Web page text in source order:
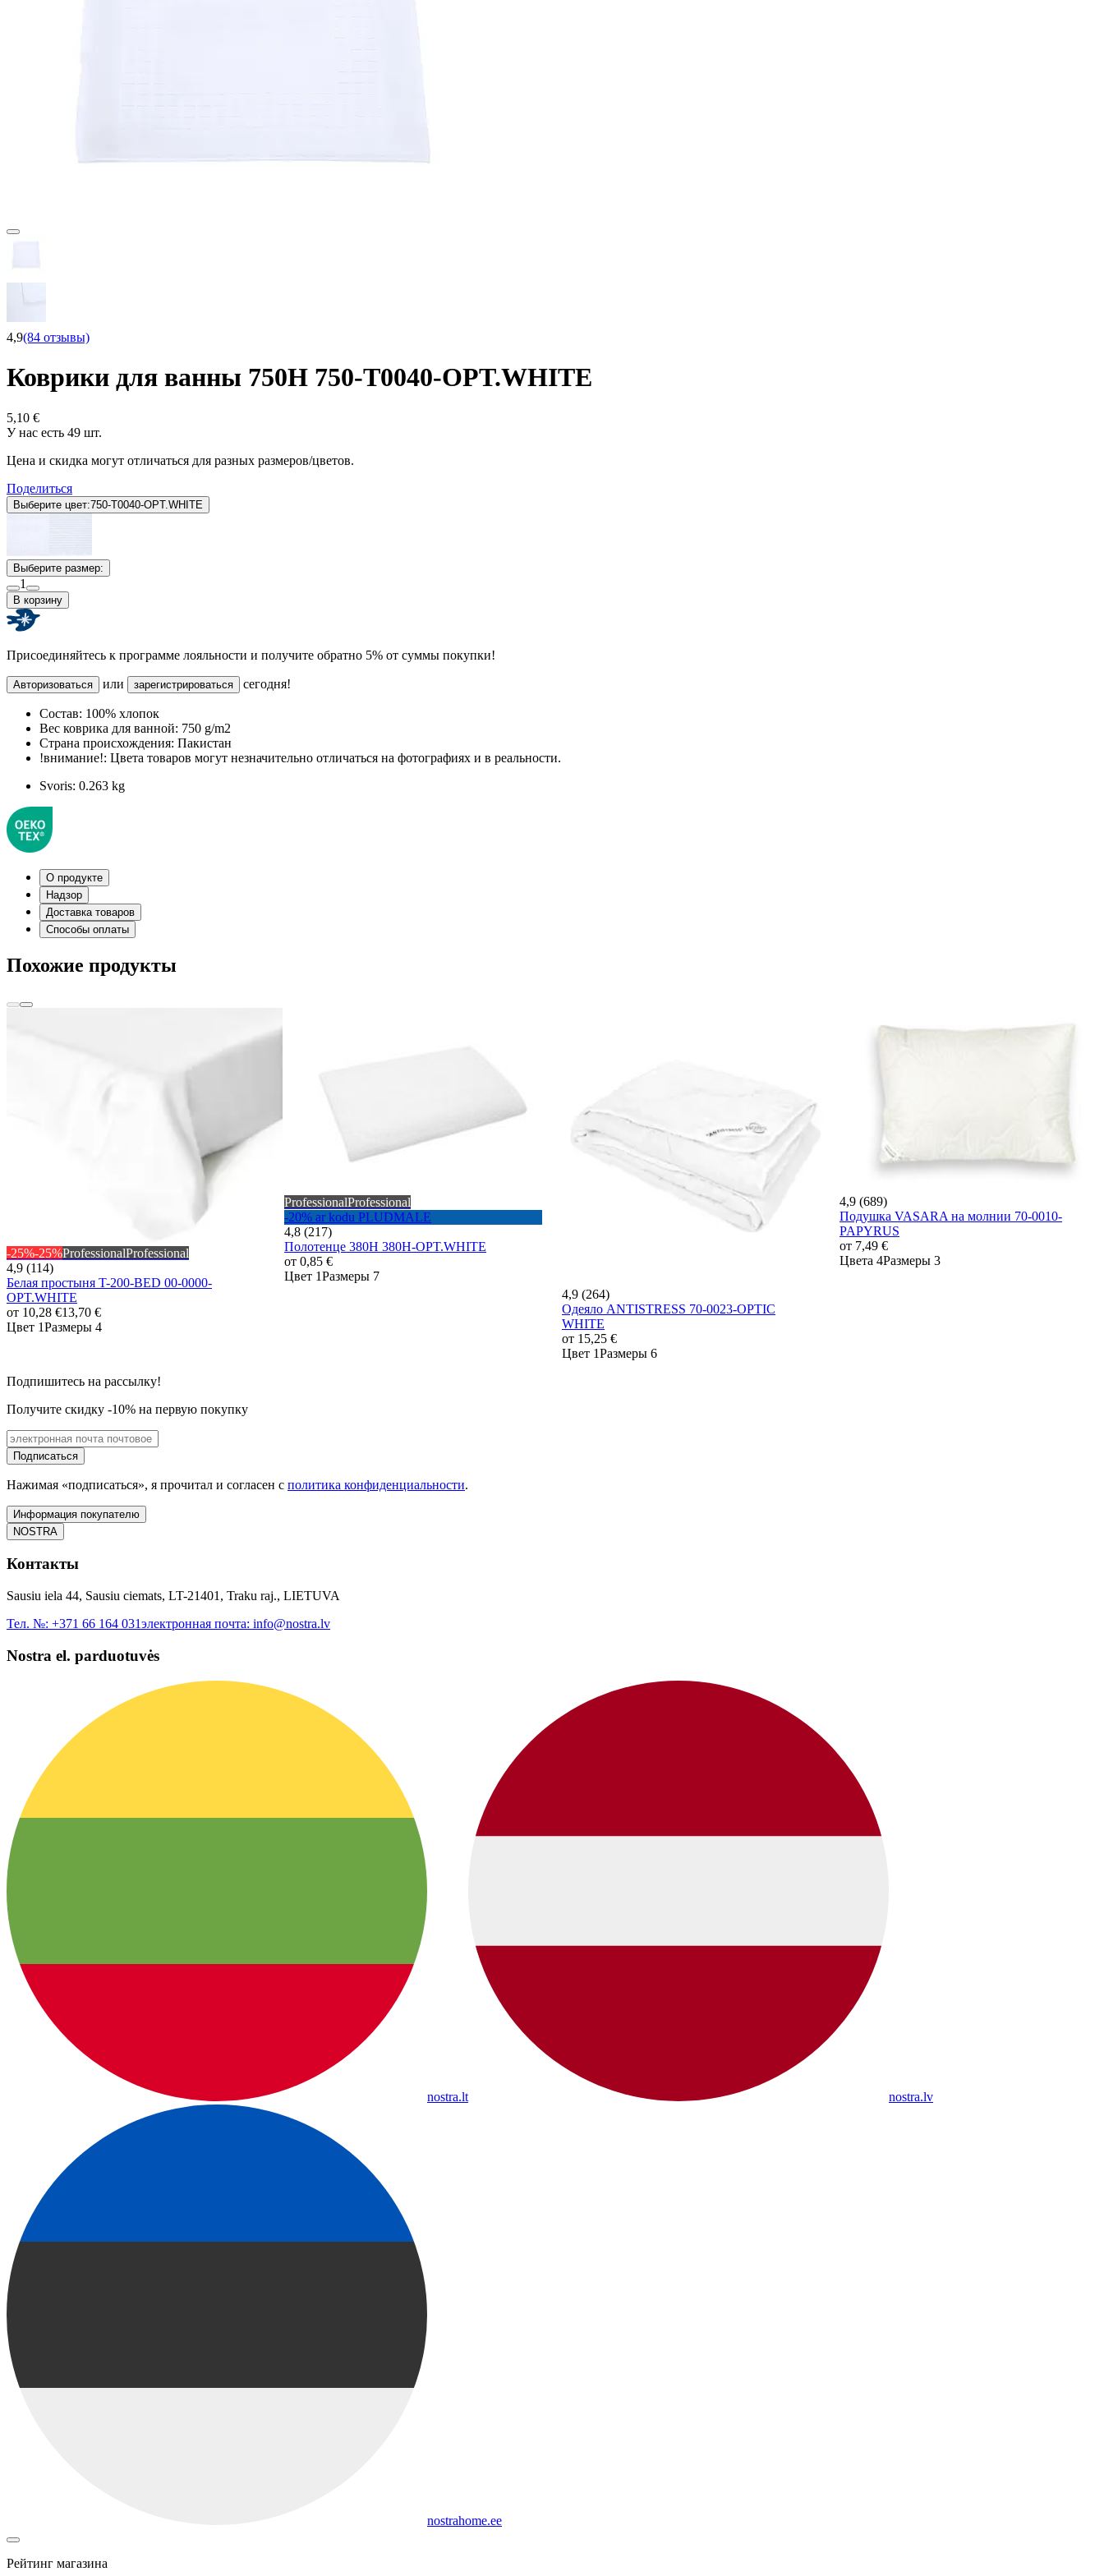
4,9(84 отзывы)
Коврики для ванны 750H 750-T0040-OPT.WHITE
5,10 €
У нас есть 49 шт.
Цена и скидка могут отличаться для разных размеров/цветов.
Поделиться
Выберите цвет:750-T0040-OPT.WHITE
Выберите размер:
1
В корзину
Присоединяйтесь к программе лояльности и получите обратно 5% от суммы покупки!
Авторизоваться или зарегистрироваться сегодня!
Состав: 100% хлопок
Вес коврика для ванной: 750 g/m2
Страна происхождения: Пакистан
!внимание!: Цвета товаров могут незначительно отличаться на фотографиях и в реальности.
Svoris: 0.263 kg
О продукте
Надзор
Доставка товаров
Способы оплаты
Похожие продукты
-25%-25%ProfessionalProfessional
4,9 (114)
Белая простыня T-200-BED 00-0000-
OPT.WHITE
от 10,28 €13,70 €
Цвет 1Размеры 4
ProfessionalProfessional
-20% ar kodu PLUDMALE
4,8 (217)
Полотенце 380H 380H-OPT.WHITE
от 0,85 €
Цвет 1Размеры 7
4,9 (264)
Одеяло ANTISTRESS 70-0023-OPTIC
WHITE
от 15,25 €
Цвет 1Размеры 6
4,9 (689)
Подушка VASARA на молнии 70-0010-
PAPYRUS
от 7,49 €
Цвета 4Размеры 3
Подпишитесь на рассылку!
Получите скидку -10% на первую покупку
Подписаться
Нажимая «подписаться», я прочитал и согласен с политика конфиденциальности.
Информация покупателю
NOSTRA
Контакты
Sausiu iela 44, Sausiu ciemats, LT-21401, Traku raj., LIETUVA
Тел. №: +371 66 164 031электронная почта: info@nostra.lv
Nostra el. parduotuvės
nostra.lt nostra.lv
nostrahome.ee
Рейтинг магазина